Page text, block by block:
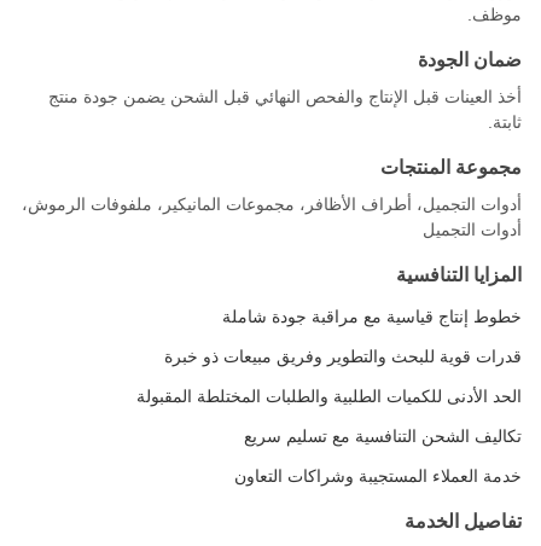
موظف.
ضمان الجودة
أخذ العينات قبل الإنتاج والفحص النهائي قبل الشحن يضمن جودة منتج
ثابتة.
مجموعة المنتجات
أدوات التجميل، أطراف الأظافر، مجموعات المانيكير، ملفوفات الرموش،
أدوات التجميل
المزايا التنافسية
خطوط إنتاج قياسية مع مراقبة جودة شاملة
قدرات قوية للبحث والتطوير وفريق مبيعات ذو خبرة
الحد الأدنى للكميات الطلبية والطلبات المختلطة المقبولة
تكاليف الشحن التنافسية مع تسليم سريع
خدمة العملاء المستجيبة وشراكات التعاون
تفاصيل الخدمة